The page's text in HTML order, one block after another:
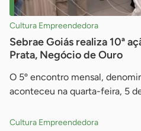
Cultura Empreendedora
Sebrae Goiás realiza 10ª
Prata, Negócio de Ouro
O 5º encontro mensal,
aconteceu na quarta-feira, 5
Cultura Empreendedora